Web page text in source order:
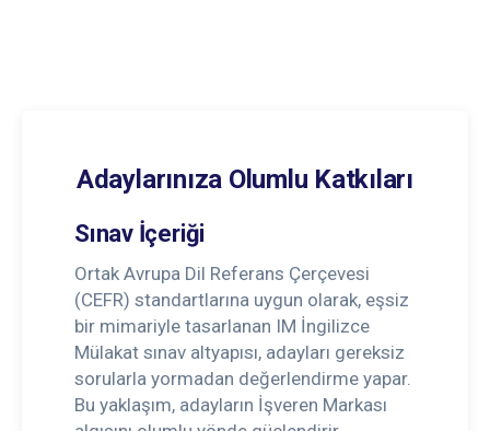
Adaylarınıza Olumlu Katkıları
Sınav İçeriği
Ortak Avrupa Dil Referans Çerçevesi
(CEFR) standartlarına uygun olarak, eşsiz
bir mimariyle tasarlanan IM İngilizce
Mülakat sınav altyapısı, adayları gereksiz
sorularla yormadan değerlendirme yapar.
Bu yaklaşım, adayların İşveren Markası